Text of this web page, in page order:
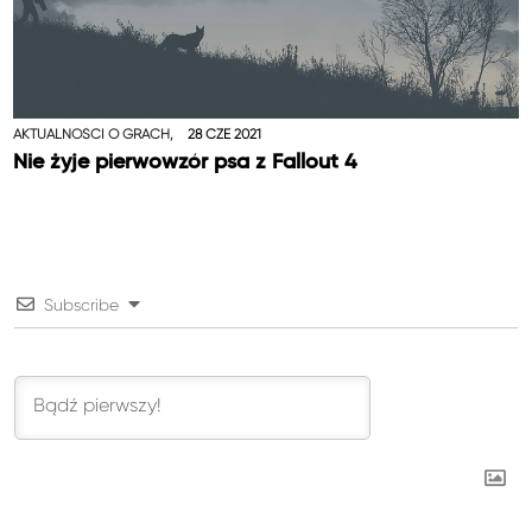
AKTUALNOŚCI O GRACH, 28 CZE 2021
Nie żyje pierwowzór psa z Fallout 4
Subscribe